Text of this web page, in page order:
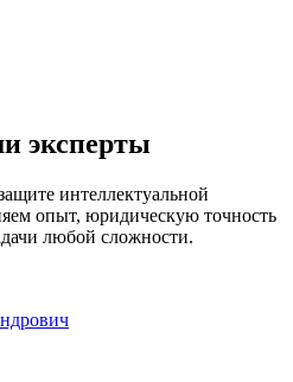
эксперты
интеллектуальной
опыт, юридическую точность
любой сложности.